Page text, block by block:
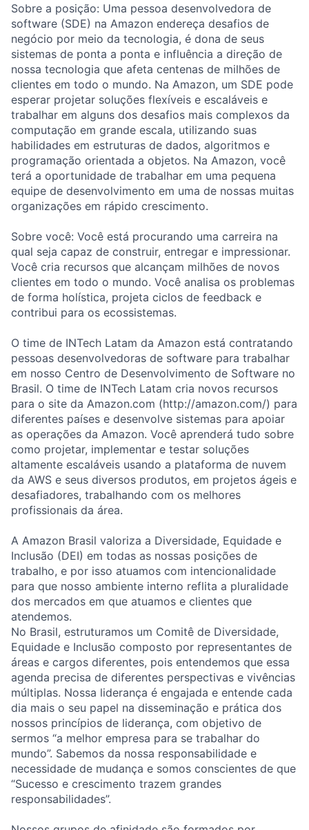
Sobre a posição: Uma pessoa desenvolvedora de
software (SDE) na Amazon endereça desafios de
negócio por meio da tecnologia, é dona de seus
sistemas de ponta a ponta e influência a direção de
nossa tecnologia que afeta centenas de milhões de
clientes em todo o mundo. Na Amazon, um SDE pode
esperar projetar soluções flexíveis e escaláveis e
trabalhar em alguns dos desafios mais complexos da
computação em grande escala, utilizando suas
habilidades em estruturas de dados, algoritmos e
programação orientada a objetos. Na Amazon, você
terá a oportunidade de trabalhar em uma pequena
equipe de desenvolvimento em uma de nossas muitas
organizações em rápido crescimento.
Sobre você: Você está procurando uma carreira na
qual seja capaz de construir, entregar e impressionar.
Você cria recursos que alcançam milhões de novos
clientes em todo o mundo. Você analisa os problemas
de forma holística, projeta ciclos de feedback e
contribui para os ecossistemas.
O time de INTech Latam da Amazon está contratando
pessoas desenvolvedoras de software para trabalhar
em nosso Centro de Desenvolvimento de Software no
Brasil. O time de INTech Latam cria novos recursos
para o site da Amazon.com (http://amazon.com/) para
diferentes países e desenvolve sistemas para apoiar
as operações da Amazon. Você aprenderá tudo sobre
como projetar, implementar e testar soluções
altamente escaláveis usando a plataforma de nuvem
da AWS e seus diversos produtos, em projetos ágeis e
desafiadores, trabalhando com os melhores
profissionais da área.
A Amazon Brasil valoriza a Diversidade, Equidade e
Inclusão (DEI) em todas as nossas posições de
trabalho, e por isso atuamos com intencionalidade
para que nosso ambiente interno reflita a pluralidade
dos mercados em que atuamos e clientes que
atendemos.
No Brasil, estruturamos um Comitê de Diversidade,
Equidade e Inclusão composto por representantes de
áreas e cargos diferentes, pois entendemos que essa
agenda precisa de diferentes perspectivas e vivências
múltiplas. Nossa liderança é engajada e entende cada
dia mais o seu papel na disseminação e prática dos
nossos princípios de liderança, com objetivo de
sermos “a melhor empresa para se trabalhar do
mundo”. Sabemos da nossa responsabilidade e
necessidade de mudança e somos conscientes de que
“Sucesso e crescimento trazem grandes
responsabilidades”.